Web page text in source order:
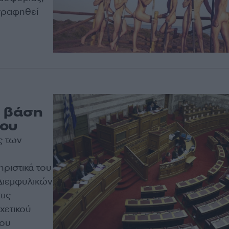
βάση
των
του